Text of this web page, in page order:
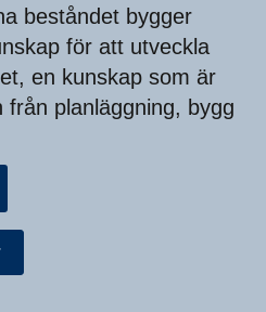
beståndet bygger
för att utveckla
en kunskap som är
planläggning, bygg